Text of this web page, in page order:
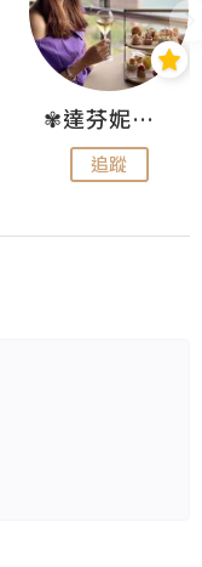
✾達芬妮•愛孩子•愛生活✾
追蹤